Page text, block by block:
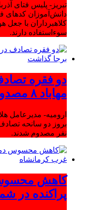
تبریز- پلیس فتای
دانش‌آموزان کدهای
کلاهبرداران با جعل
سوءاستفاده دارند.
دو فقره
مهاباد ۸ مصدوم برجا گذاشت
ارومیه- مدیرعامل
نفر مصدوم شدند.
کاهش محسوس
پراکنده در